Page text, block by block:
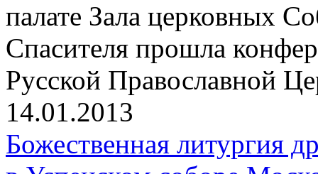
палате Зала церковных
Спасителя прошла
Русской Православной
14.01.2013
Божественная литургия